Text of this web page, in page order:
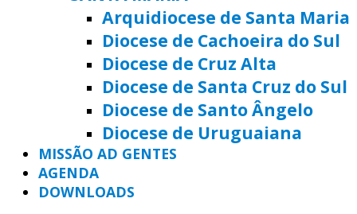
Arquidiocese de Santa Maria
Diocese de Cachoeira do Sul
Diocese de Cruz Alta
Diocese de Santa Cruz do Sul
Diocese de Santo Ângelo
Diocese de Uruguaiana
MISSÃO AD GENTES
AGENDA
DOWNLOADS